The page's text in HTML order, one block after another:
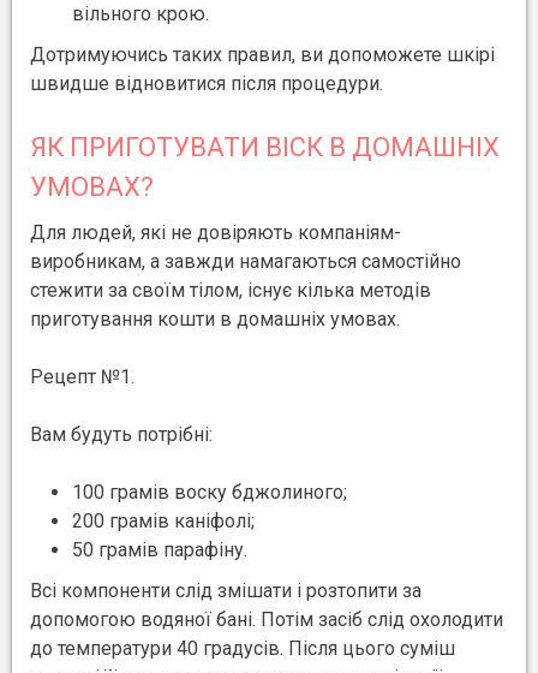
вільного крою.
Дотримуючись таких правил, ви допоможете шкірі
швидше відновитися після процедури.
ЯК ПРИГОТУВАТИ ВІСК В ДОМАШНІХ
УМОВАХ?
Для людей, які не довіряють компаніям-
виробникам, а завжди намагаються самостійно
стежити за своїм тілом, існує кілька методів
приготування кошти в домашніх умовах.
Рецепт №1.
Вам будуть потрібні:
100 грамів воску бджолиного;
200 грамів каніфолі;
50 грамів парафіну.
Всі компоненти слід змішати і розтопити за
допомогою водяної бані. Потім засіб слід охолодити
до температури 40 градусів. Після цього суміш